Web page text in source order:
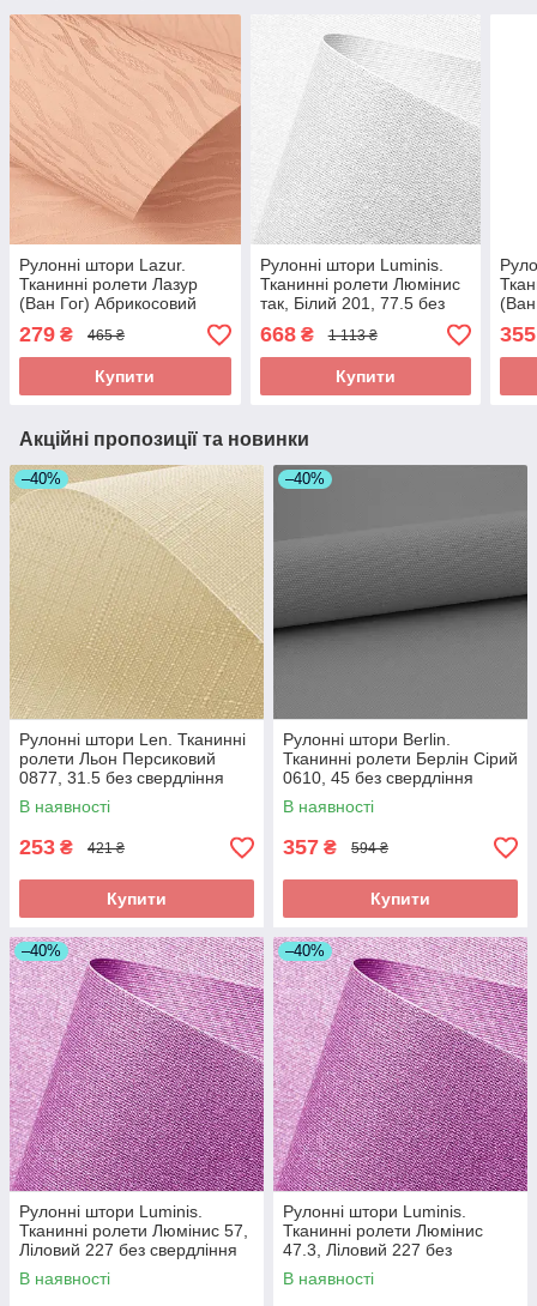
Рулонні штори Lazur.
Тканинні ролети Лазур
(Ван Гог) Абрикосовий
2071, 34.5 без свердління
279 ₴ 465 ₴
Купити
Рулонні штори Luminis.
Тканинні ролети Люмінис
так, Білий 201, 77.5 без
свердління
668₴ 1 113 ₴
Купити
355
Акційні пропозиції та новинки
–40%
Рулонні штори Len. Тканинні
ролети Льон Персиковий
0877, 31.5 без свердління
В наявності
253 ₴ 421 ₴
Купити
–40%
Рулонні штори Berlin.
Тканинні ролети Берлін Сірий
0610, 45 без свердління
В наявності
357 ₴ 594 ₴
Купити
–40%
Рулонні штори Luminis.
Тканинні ролети Люмінис 57,
Ліловий 227 без свердління
В наявності
–40%
Рулонні штори Luminis.
Тканинні ролети Люмінис
47.3, Ліловий 227 без
свердління
В наявності